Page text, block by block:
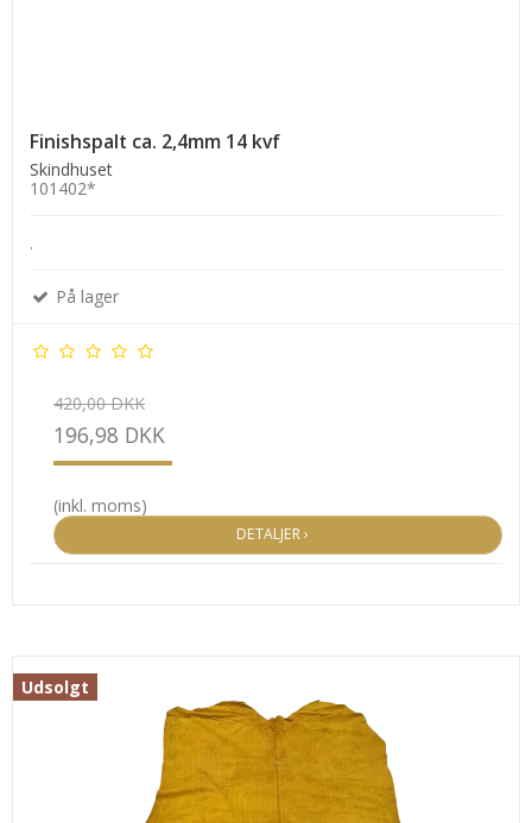
Finishspalt ca. 2,4mm 14 kvf
Skindhuset
101402*
.
På lager
420,00 DKK
196,98 DKK
(inkl. moms)
DETALJER ›
Udsolgt